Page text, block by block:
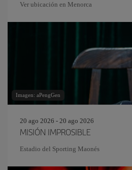
Ver ubicación en Menorca
Imagen: aPengGen
20 ago 2026 - 20 ago 2026
MISIÓN IMPROSIBLE
Estadio del Sporting Maonés